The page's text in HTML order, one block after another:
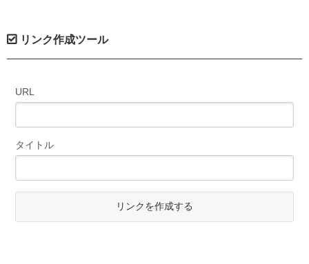
リンク作成ツール
URL
タイトル
リンクを作成する